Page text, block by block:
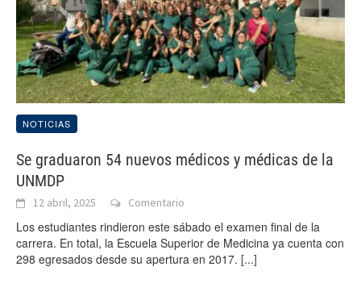
NOTICIAS
Se graduaron 54 nuevos médicos y médicas de la
UNMDP
12 abril, 2025 Comentario
Los estudiantes rindieron este sábado el examen final de la
carrera. En total, la Escuela Superior de Medicina ya cuenta con
298 egresados desde su apertura en 2017. [...]